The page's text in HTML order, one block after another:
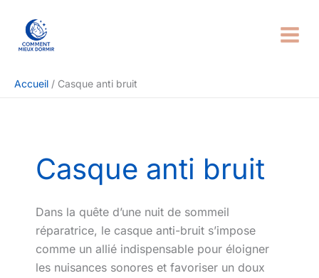
contenu
Accueil Casque anti bruit
Casque anti bruit
Dans la quête d’une nuit de sommeil
réparatrice, le casque anti-bruit s’impose
comme un allié indispensable pour éloigner
les nuisances sonores et favoriser un doux